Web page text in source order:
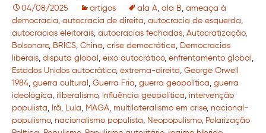
04/08/2025 artigos ala A, ala B, ameaça à
democracia, autocracia de direita, autocracia de esquerda,
autocracias eleitorais, autocracias fechadas, Autocratização,
Bolsonaro, BRICS, China, crise democrática, Democracias
liberais, disputa global , eixo autocrático, enfrentamento global ,
Estados Unidos autocrático, extrema-direita, George Orwell
1984, guerra cultural , Guerra Fria, guerra geopolítica, guerra
ideológica, iliberalismo, influência geopolítica, intervenção
populista, Irã, Lula, MAGA, multilateralismo em crise, nacional-
populismo, nacionalismo populista, Neopopulismo, Polarização